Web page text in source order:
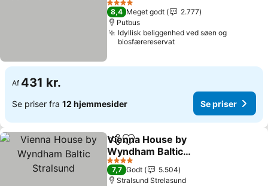
4 Stjerner
8,4 Meget godt
2.777
Putbus
Idyllisk beliggenhed ved søen og
biosfærereservat
Af 431 kr.
Se priser fra 12 hjemmesider Se priser
Del Føj til favoritter
Vienna House by
Wyndham Baltic
Stralsund
4 Stjerner
7,7 Godt
5.504
Stralsund Strelasund